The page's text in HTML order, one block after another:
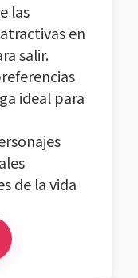
las
en
salir.
ideal para
de la vida